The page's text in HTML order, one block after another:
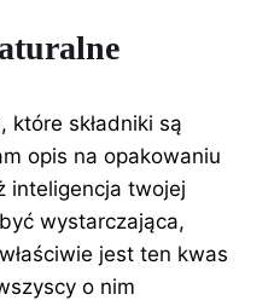
składniki są
opis na opakowaniu
inteligencja twojej
wystarczająca,
jest ten kwas
o nim